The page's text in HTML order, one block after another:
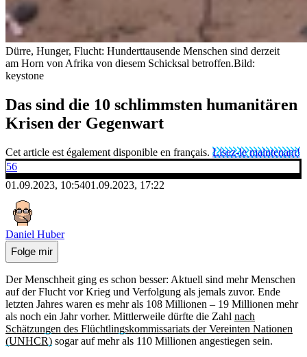
Dürre, Hunger, Flucht: Hunderttausende Menschen sind derzeit
am Horn von Afrika von diesem Schicksal betroffen.Bild:
keystone
Das sind die 10 schlimmsten humanitären
Krisen der Gegenwart
Cet article est également disponible en français. Lisez-le maintenant!
56
01.09.2023, 10:5401.09.2023, 17:22
Daniel Huber
Folge mir
Der Menschheit ging es schon besser: Aktuell sind mehr Menschen
auf der Flucht vor Krieg und Verfolgung als jemals zuvor. Ende
letzten Jahres waren es mehr als 108 Millionen – 19 Millionen mehr
als noch ein Jahr vorher. Mittlerweile dürfte die Zahl nach
Schätzungen des Flüchtlingskommissariats der Vereinten Nationen
(UNHCR) sogar auf mehr als 110 Millionen angestiegen sein.